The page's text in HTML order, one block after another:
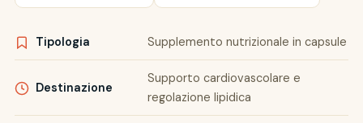
Tipologia Supplemento nutrizionale in capsule
Destinazione
Supporto cardiovascolare e
regolazione lipidica